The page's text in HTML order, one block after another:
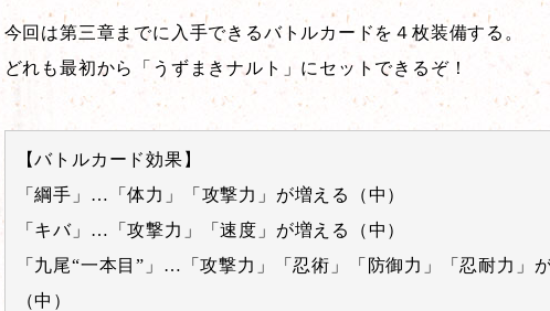
今回は第三章までに入手できるバトルカードを４枚装備する。
どれも最初から「うずまきナルト」にセットできるぞ！
【バトルカード効果】
「綱手」…「体力」「攻撃力」が増える（中）
「キバ」…「攻撃力」「速度」が増える（中）
「九尾“一本目”」…「攻撃力」「忍術」「防御力」「忍耐力」
（中）